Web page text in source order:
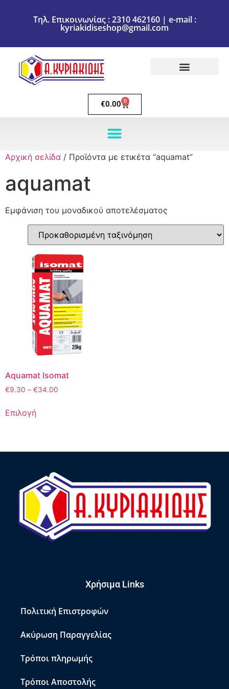
Τηλ. Επικοινωνίας : 2310 462160 | e-mail :
kyriakidiseshop@gmail.com
€0.00 0
Αρχική σελίδα / Προϊόντα με ετικέτα “aquamat”
aquamat
Εμφάνιση του μοναδικού αποτελέσματος
Aquamat Isomat
€9.30 – €34.00
Επιλογή
Χρήσιμα Links
Πολιτική Επιστροφών
Ακύρωση Παραγγελίας
Τρόποι πληρωμής
Τρόποι Αποστολής